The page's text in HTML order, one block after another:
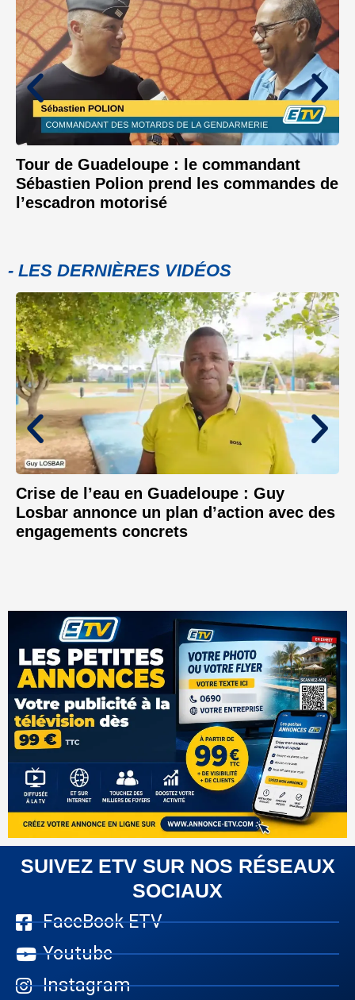
Tour de Guadeloupe : le commandant
Sébastien Polion prend les commandes de
l’escadron motorisé
- LES DERNIÈRES VIDÉOS
Crise de l’eau en Guadeloupe : Guy
Losbar annonce un plan d’action avec des
engagements concrets
SUIVEZ ETV SUR NOS RÉSEAUX
SOCIAUX
FaceBook ETV
Youtube
Instagram